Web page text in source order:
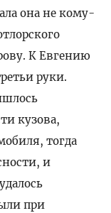
она не кому-
К Евгению
руки.
кузова,
тогда
и
при